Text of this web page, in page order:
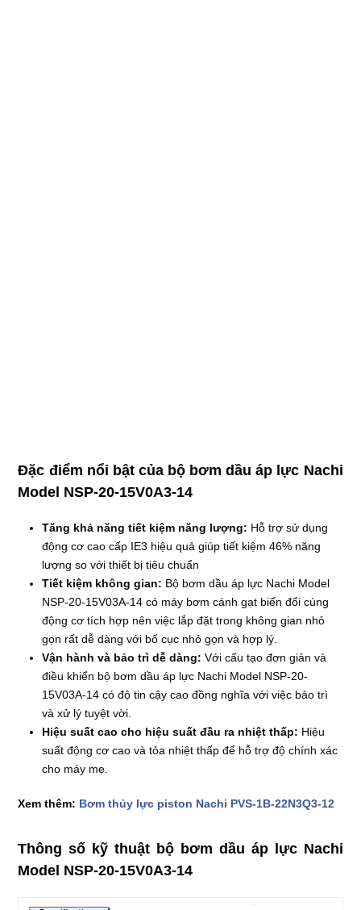
Đặc điểm nổi bật của bộ bơm dầu áp lực Nachi
Model NSP-20-15V0A3-14
Tăng khả năng tiết kiệm năng lượng: Hỗ trợ sử dụng
động cơ cao cấp IE3 hiệu quả giúp tiết kiệm 46% năng
lượng so với thiết bị tiêu chuẩn
Tiết kiệm không gian: Bộ bơm dầu áp lực Nachi Model
NSP-20-15V03A-14 có máy bơm cánh gạt biến đổi cùng
động cơ tích hợp nên việc lắp đặt trong không gian nhỏ
gọn rất dễ dàng với bố cục nhỏ gọn và hợp lý.
Vận hành và bảo trì dễ dàng: Với cấu tạo đơn giản và
điều khiển bộ bơm dầu áp lực Nachi Model NSP-20-
15V03A-14 có độ tin cậy cao đồng nghĩa với việc bảo trì
và xử lý tuyệt vời.
Hiệu suất cao cho hiệu suất đầu ra nhiệt thấp: Hiệu
suất động cơ cao và tỏa nhiệt thấp để hỗ trợ độ chính xác
cho máy mẹ.
Xem thêm: Bơm thủy lực piston Nachi PVS-1B-22N3Q3-12
Thông số kỹ thuật bộ bơm dầu áp lực Nachi
Model NSP-20-15V0A3-14